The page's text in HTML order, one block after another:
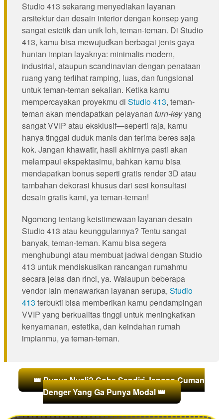
Studio 413 sekarang menyediakan layanan
arsitektur dan desain interior dengan konsep yang
sangat estetik dan unik loh, teman-teman. Di Studio
413, kamu bisa mewujudkan berbagai jenis gaya
hunian impian layaknya: minimalis modern,
industrial, ataupun scandinavian dengan penataan
ruang yang terlihat ramping, luas, dan fungsional
untuk teman-teman sekalian. Ketika kamu
mempercayakan proyekmu di Studio 413, teman-
teman akan mendapatkan pelayanan turn-keyyang
sangat VVIP atau eksklusif—seperti raja, kamu
hanya tinggal duduk manis dan terima beres saja
kok. Jangan khawatir, hasil akhirnya pasti akan
melampaui ekspektasimu, bahkan kamu bisa
mendapatkan bonus seperti gratis render 3D atau
tambahan dekorasi khusus dari sesi konsultasi
desain gratis kami, ya teman-teman!
Ngomong tentang keistimewaan layanan desain
Studio 413 atau keunggulannya? Tentu sangat
banyak, teman-teman. Kamu bisa segera
menghubungi atau membuat jadwal dengan Studio
413 untuk mendiskusikan rancangan rumahmu
secara jelas dan rinci, ya. Walaupun beberapa
vendor lain menawarkan layanan serupa, Studio
413 terbukti bisa memberikan kamu pendampingan
VVIP yang berkualitas tinggi untuk meningkatkan
kenyamanan, estetika, dan keindahan rumah
impianmu, ya teman-teman.
👑 Punya Nyali? Coba Sendiri Jangan Cuman
Denger Yang Ga Punya Modal 👑